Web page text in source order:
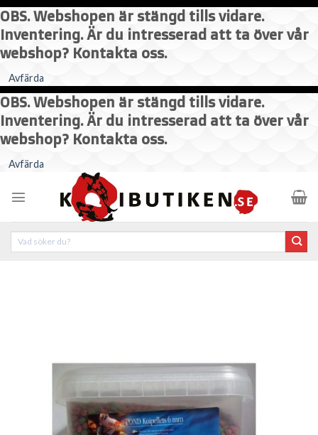
OBS. Webshopen är stängd tills vidare.
Inventering. Är du intresserad att ta över vår
webshop? Kontakta oss.
Avfärda
OBS. Webshopen är stängd tills vidare.
Inventering. Är du intresserad att ta över vår
webshop? Kontakta oss.
Avfärda
content